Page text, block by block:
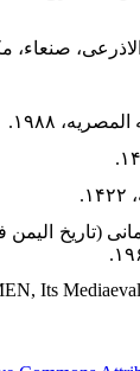
(تاریخ
Its